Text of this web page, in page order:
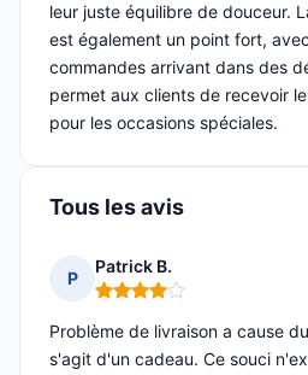
leur juste équilibre de douceur.
est également un point fort,
commandes arrivant dans des
permet aux clients de recevoir
pour les occasions spéciales.
Tous les avis
P
Patrick B.
Note : 4 sur 5
Problème de livraison a cause
s'agit d'un cadeau. Ce souci